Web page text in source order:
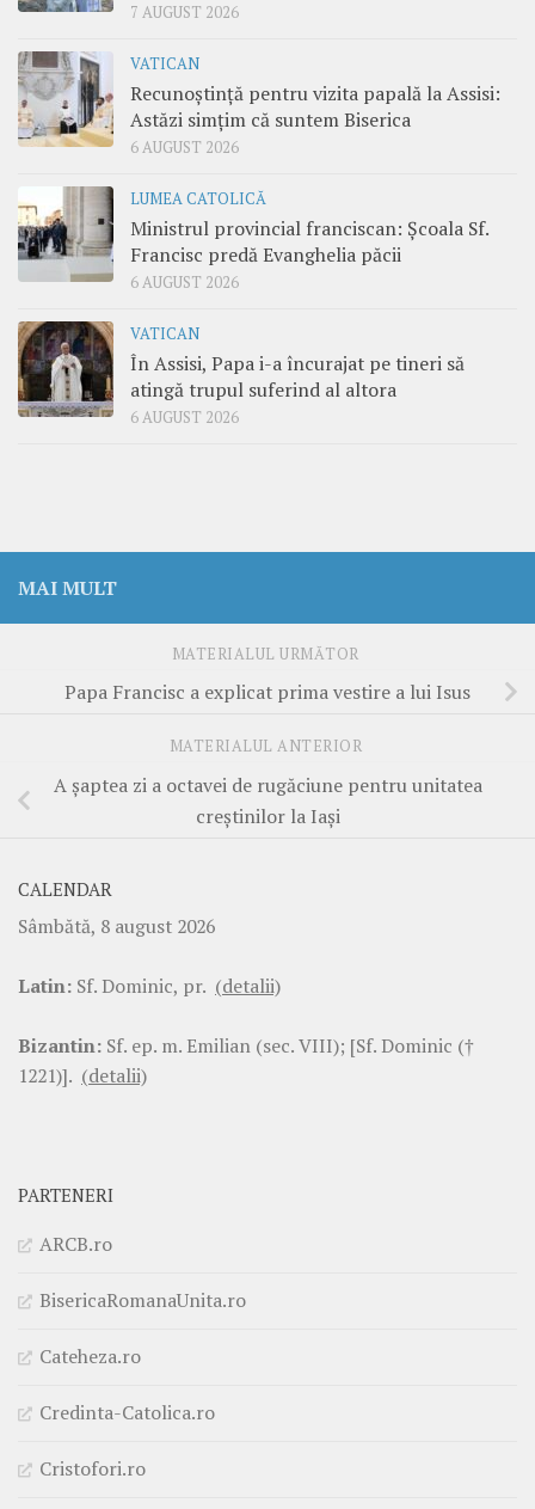
7 AUGUST 2026
VATICAN
Recunoștință pentru vizita papală la Assisi:
Astăzi simțim că suntem Biserica
6 AUGUST 2026
LUMEA CATOLICĂ
Ministrul provincial franciscan: Școala Sf.
Francisc predă Evanghelia păcii
6 AUGUST 2026
VATICAN
În Assisi, Papa i-a încurajat pe tineri să
atingă trupul suferind al altora
6 AUGUST 2026
MAI MULT
MATERIALUL URMĂTOR
Papa Francisc a explicat prima vestire a lui Isus
MATERIALUL ANTERIOR
A șaptea zi a octavei de rugăciune pentru unitatea
creștinilor la Iași
CALENDAR
Sâmbătă, 8 august 2026
Latin: Sf. Dominic, pr. (detalii)
Bizantin: Sf. ep. m. Emilian (sec. VIII); [Sf. Dominic (†
1221)]. (detalii)
PARTENERI
ARCB.ro
BisericaRomanaUnita.ro
Cateheza.ro
Credinta-Catolica.ro
Cristofori.ro